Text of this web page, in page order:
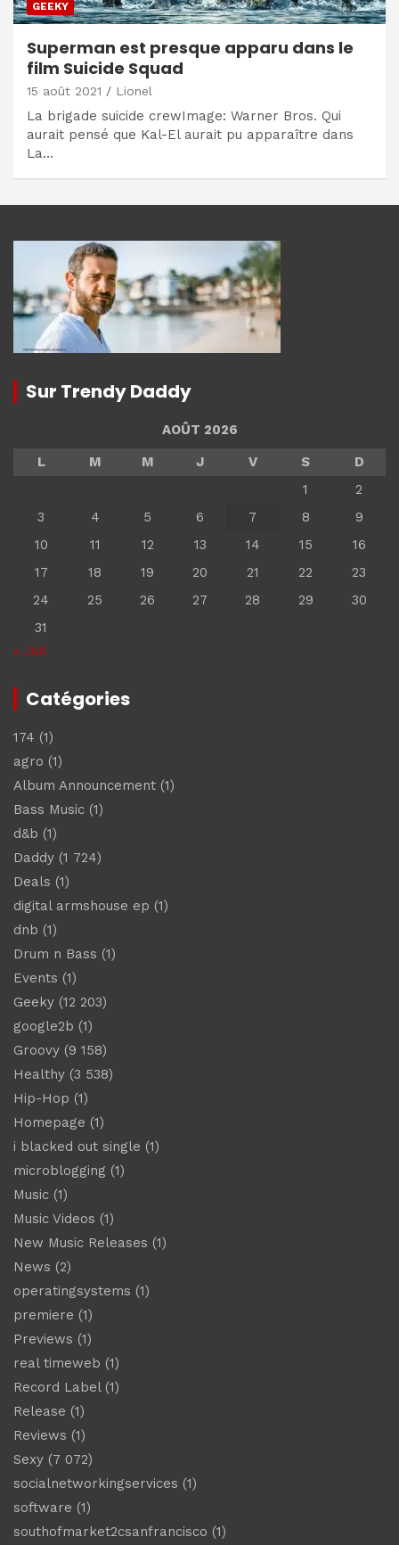
GEEKY
Superman est presque apparu dans le
film Suicide Squad
15 août 2021 Lionel
La brigade suicide crewImage: Warner Bros. Qui
aurait pensé que Kal-El aurait pu apparaître dans
La…
Sur Trendy Daddy
AOÛT 2026
L
M M J V S
D
1
2
3
4 5 6 7 8
9
10
11 12 13 14 15
16
17
18 19 20 21 22
23
24
25 26 27 28 29
30
31
« Juil
Catégories
174 (1)
agro (1)
Album Announcement (1)
Bass Music (1)
d&b (1)
Daddy (1 724)
Deals (1)
digital armshouse ep (1)
dnb (1)
Drum n Bass (1)
Events (1)
Geeky (12 203)
google2b (1)
Groovy (9 158)
Healthy (3 538)
Hip-Hop (1)
Homepage (1)
i blacked out single (1)
microblogging (1)
Music (1)
Music Videos (1)
New Music Releases (1)
News (2)
operatingsystems (1)
premiere (1)
Previews (1)
real timeweb (1)
Record Label(1)
Release (1)
Reviews (1)
Sexy (7 072)
socialnetworkingservices (1)
software (1)
southofmarket2csanfrancisco (1)